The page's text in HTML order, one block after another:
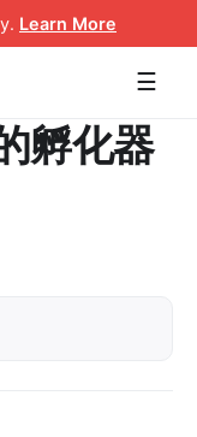
. Learn More
☰
孵化器